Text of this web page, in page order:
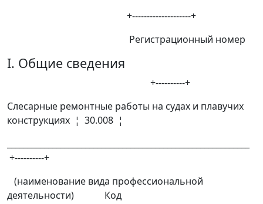
+--------------------+
Регистрационный номер
I. Общие сведения
+----------+
Слесарные ремонтные работы на судах и плавучих
конструкциях ¦ 30.008 ¦
+----------+
(наименование вида профессиональной
деятельности) Код